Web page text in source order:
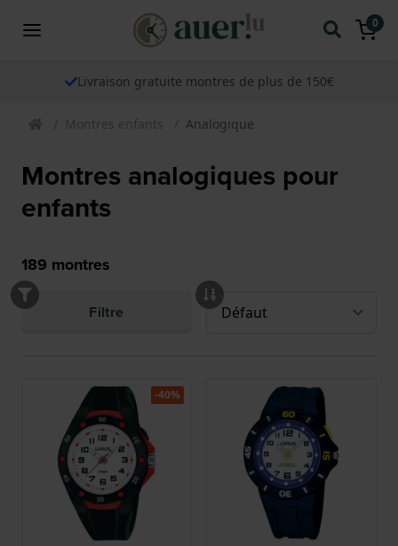
0
Livraison gratuite montres de plus de 150€
Montres enfants Analogique
Montres analogiques pour
enfants
189 montres
Filtre
-40%